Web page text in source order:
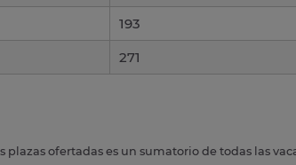
193
271
ofertadas es un sumatorio de todas las